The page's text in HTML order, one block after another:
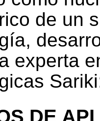
de un
experta
DE